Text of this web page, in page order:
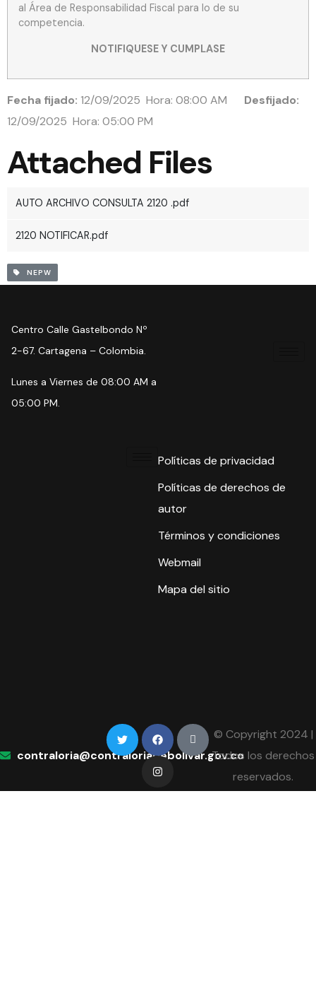
al Área de Responsabilidad Fiscal para lo de su
competencia.
NOTIFIQUESE Y CUMPLASE
Fecha fijado: 12/09/2025 Hora: 08:00 AM Desfijado:
12/09/2025 Hora: 05:00 PM
Attached Files
AUTO ARCHIVO CONSULTA 2120 .pdf
2120 NOTIFICAR.pdf
NEPW
Centro Calle Gastelbondo Nº
2-67. Cartagena – Colombia.
Lunes a Viernes de 08:00 AM a
05:00 PM.
Políticas de privacidad
Políticas de derechos de
autor
Términos y condiciones
Webmail
Mapa del sitio
contraloria@contraloriadebolivar.gov.co
© Copyright 2024 |
Todos los derechos
reservados.